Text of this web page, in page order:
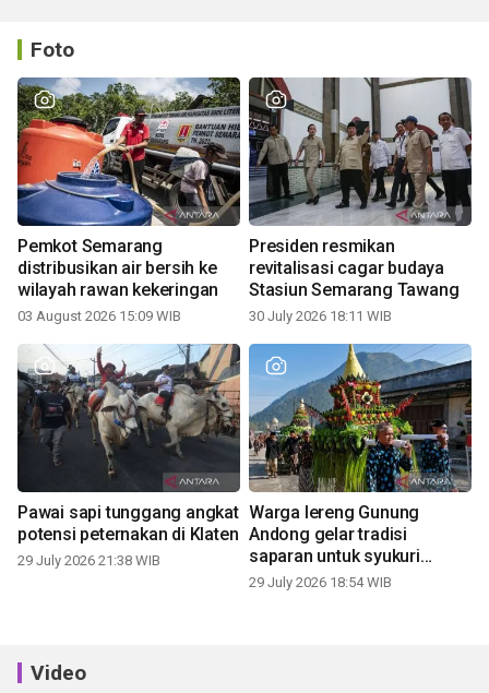
Foto
Pemkot Semarang
distribusikan air bersih ke
wilayah rawan kekeringan
03 August 2026 15:09 WIB
Presiden resmikan
revitalisasi cagar budaya
Stasiun Semarang Tawang
30 July 2026 18:11 WIB
Pawai sapi tunggang angkat
potensi peternakan di Klaten
29 July 2026 21:38 WIB
Warga lereng Gunung
Andong gelar tradisi
saparan untuk syukuri
panen
29 July 2026 18:54 WIB
Video